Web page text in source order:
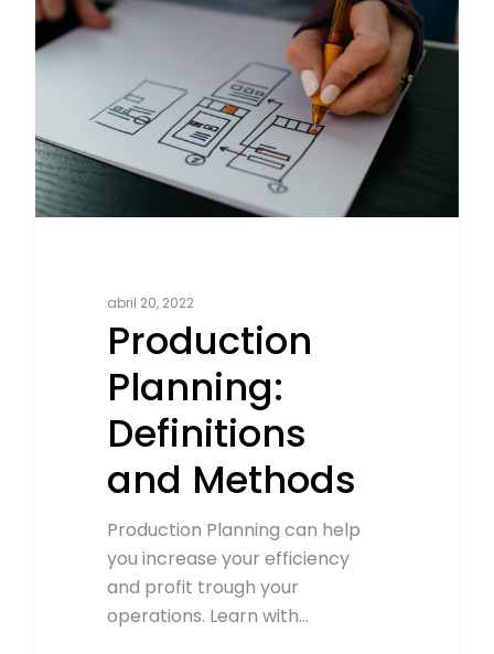
abril 20, 2022
Production
Planning:
Definitions
and Methods
Production Planning can help
you increase your efficiency
and profit trough your
operations. Learn with…